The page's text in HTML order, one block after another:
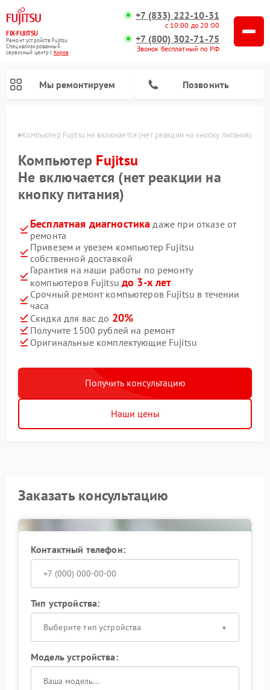
FIX-FUJITSU
Ремонт устройств Fujitsu
Специализированный
cервисный центр г.Киров
+7 (833) 222-10-31
с 10:00 до 20:00
+7 (800) 302-71-75
Звонок бесплатный по РФ
Мы ремонтируем Позвонить
Компьютер Fujitsu не включается (нет реакции на кнопку питания)
Компьютер Fujitsu
Не включается (нет реакции на
кнопку питания)
Бесплатная диагностика даже при отказе от
ремонта
Привезем и увезем компьютер Fujitsu
собственной доставкой
Гарантия на наши работы по ремонту
компьютеров Fujitsuдо 3-х лет
Срочный ремонт компьютеров Fujitsu в течении
часа
Скидка для вас до 20%
Получите 1500 рублей на ремонт
Оригинальные комплектующие Fujitsu
Получить консультацию
Наши цены
Заказать консультацию
Контактный телефон:
Тип устройства:
Выберите тип устройства
Модель устройства: